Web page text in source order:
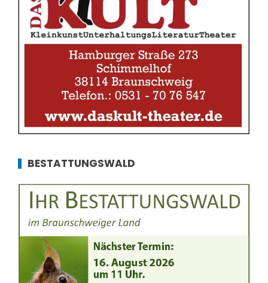
BESTATTUNGSWALD